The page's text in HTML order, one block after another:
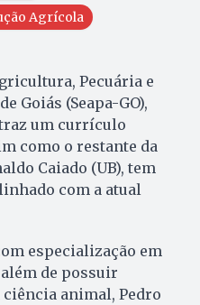
Agrícola
Pecuária e
Goiás (Seapa-GO),
um currículo
como o restante da
Caiado (UB), tem
com a atual
especialização em
de possuir
animal, Pedro